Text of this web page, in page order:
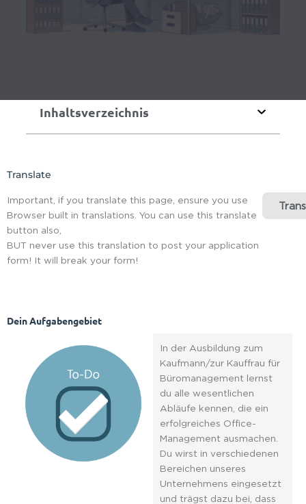
Inhaltsverzeichnis
Translate
Important, if you translate this page, ensure you use
Browser built in translations. You can use this translate
button also,
BUT never use this translation to post your application
form! It will break your form!
Dein Aufgabengebiet
In der Ausbildung zum
Kaufmann/zur Kauffrau für
Büromanagement lernst
du alle wesentlichen
Abläufe kennen, die ein
erfolgreiches Office-
Management ausmachen.
Du wirst in verschiedenen
Bereichen unseres
Unternehmens eingesetzt
und trägst dazu bei, dass